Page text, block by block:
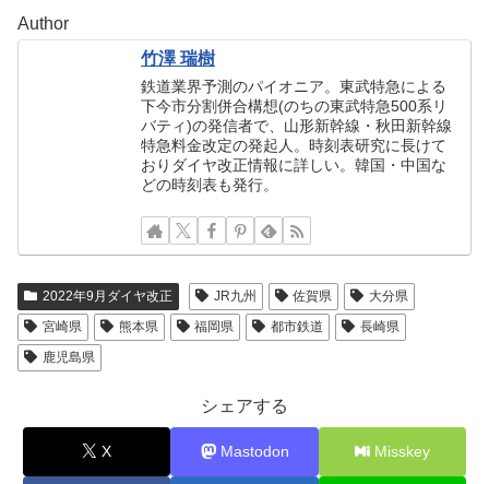
Author
竹澤 瑞樹
鉄道業界予測のパイオニア。東武特急による
下今市分割併合構想(のちの東武特急500系リ
バティ)の発信者で、山形新幹線・秋田新幹線
特急料金改定の発起人。時刻表研究に長けて
おりダイヤ改正情報に詳しい。韓国・中国な
どの時刻表も発行。
2022年9月ダイヤ改正 JR九州 佐賀県
大分県
宮崎県
熊本県 福岡県 都市鉄道
長崎県
鹿児島県
シェアする
X Mastodon Misskey